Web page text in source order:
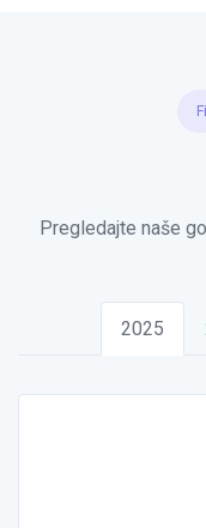
Pregledajte naše
2025